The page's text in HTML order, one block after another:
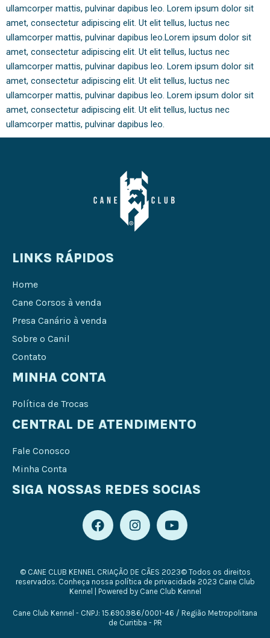
ullamcorper mattis, pulvinar dapibus leo. Lorem ipsum dolor sit
amet, consectetur adipiscing elit. Ut elit tellus, luctus nec
ullamcorper mattis, pulvinar dapibus leo.Lorem ipsum dolor sit
amet, consectetur adipiscing elit. Ut elit tellus, luctus nec
ullamcorper mattis, pulvinar dapibus leo. Lorem ipsum dolor sit
amet, consectetur adipiscing elit. Ut elit tellus, luctus nec
ullamcorper mattis, pulvinar dapibus leo. Lorem ipsum dolor sit
amet, consectetur adipiscing elit. Ut elit tellus, luctus nec
ullamcorper mattis, pulvinar dapibus leo.
LINKS RÁPIDOS
Home
Cane Corsos à venda
Presa Canário à venda
Sobre o Canil
Contato
MINHA CONTA
Política de Trocas
CENTRAL DE ATENDIMENTO
Fale Conosco
Minha Conta
SIGA NOSSAS REDES SOCIAS
F
a
c
b
o
o
I
n
s
a
g
r
m
Y
o
u
u
b
e
© CANE CLUB KENNEL CRIAÇÃO DE CÃES 2023© Todos os direitos
reservados. Conheça nossa política de privacidade 2023 Cane Club
Kennel | Powered by Cane Club Kennel
Cane Club Kennel - CNPJ: 15.690.986/0001-46 / Região Metropolitana
de Curitiba - PR